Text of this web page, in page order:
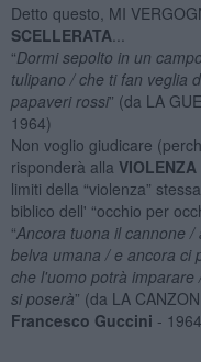
Detto questo, MI
SCELLERATA
“Dormi sepolto in un
tulipano / che ti fan veglia
papaveri rossi” (da LA
1964)
Non voglio giudicare
risponderà alla
limiti della “violenza”
biblico dell' “occhio per
“Ancora tuona il cannone
belva umana / e ancora ci
che l'uomo potrà imparare
si poserà” (da LA
Francesco Guccini -